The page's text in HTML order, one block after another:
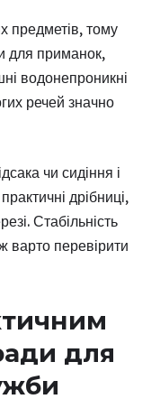
предметів, тому
для приманок,
водонепроникні
речей значно
чи сидіння і
дрібниці,
Стабільність
варто перевірити
для